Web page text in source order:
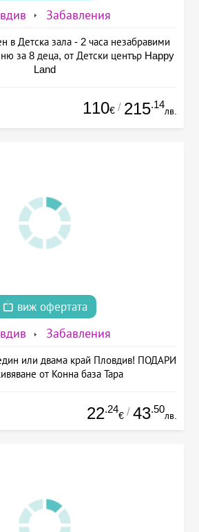
Забавления
в Детска зала - 2 часа незабравими
за 8 деца, от Детски център Happy
Land
110€ / 215.14
лв.
виж офертата
Забавления
или двама край Пловдив! ПОДАРИ
от Конна база Тара
22.24
€ / 43.50
лв.